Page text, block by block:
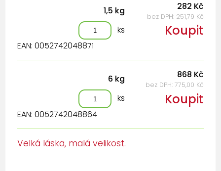
EAN: 0052742048871
1,5 kg 282 Kč
bez DPH: 251,79 Kč
ks Koupit
EAN: 0052742048864
6 kg 868 Kč
bez DPH: 775,00 Kč
ks Koupit
Velká láska, malá velikost.